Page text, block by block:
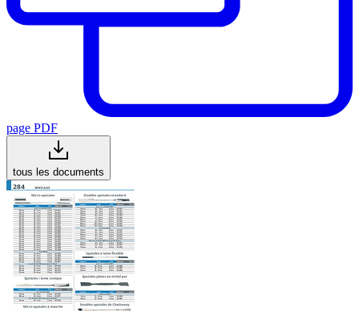
page PDF
tous les documents